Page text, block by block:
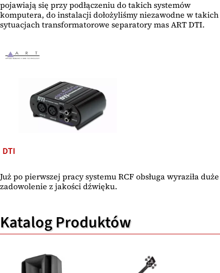
pojawiają się przy podłączeniu do takich systemów
komputera, do instalacji dołożyliśmy niezawodne w takich
sytuacjach transformatorowe separatory mas ART DTI.
DTI
Już po pierwszej pracy systemu RCF obsługa wyraziła duże
zadowolenie z jakości dźwięku.
Katalog Produktów